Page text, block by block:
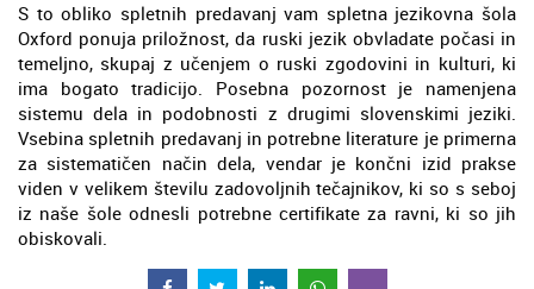
S to obliko spletnih predavanj vam spletna jezikovna šola
Oxford ponuja priložnost, da ruski jezik obvladate počasi in
temeljno, skupaj z učenjem o ruski zgodovini in kulturi, ki
ima bogato tradicijo. Posebna pozornost je namenjena
sistemu dela in podobnosti z drugimi slovenskimi jeziki.
Vsebina spletnih predavanj in potrebne literature je primerna
za sistematičen način dela, vendar je končni izid prakse
viden v velikem številu zadovoljnih tečajnikov, ki so s seboj
iz naše šole odnesli potrebne certifikate za ravni, ki so jih
obiskovali.